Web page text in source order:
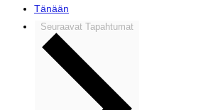
Tänään
Seuraavat Tapahtumat